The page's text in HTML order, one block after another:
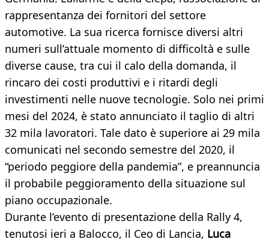
rappresentanza dei fornitori del settore
automotive. La sua ricerca fornisce diversi altri
numeri sull’attuale momento di difficoltà e sulle
diverse cause, tra cui il calo della domanda, il
rincaro dei costi produttivi e i ritardi degli
investimenti nelle nuove tecnologie. Solo nei primi
mesi del 2024, è stato annunciato il taglio di altri
32 mila lavoratori. Tale dato è superiore ai 29 mila
comunicati nel secondo semestre del 2020, il
“periodo peggiore della pandemia”, e preannuncia
il probabile peggioramento della situazione sul
piano occupazionale.
Durante l’evento di presentazione della Rally 4,
tenutosi ieri a Balocco, il Ceo di Lancia, Luca